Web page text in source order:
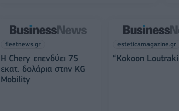
fleetnews.gr
Η Chery επενδύει 75
εκατ. δολάρια στην KG
Mobility
esteticamagazine.gr
“Kokoon